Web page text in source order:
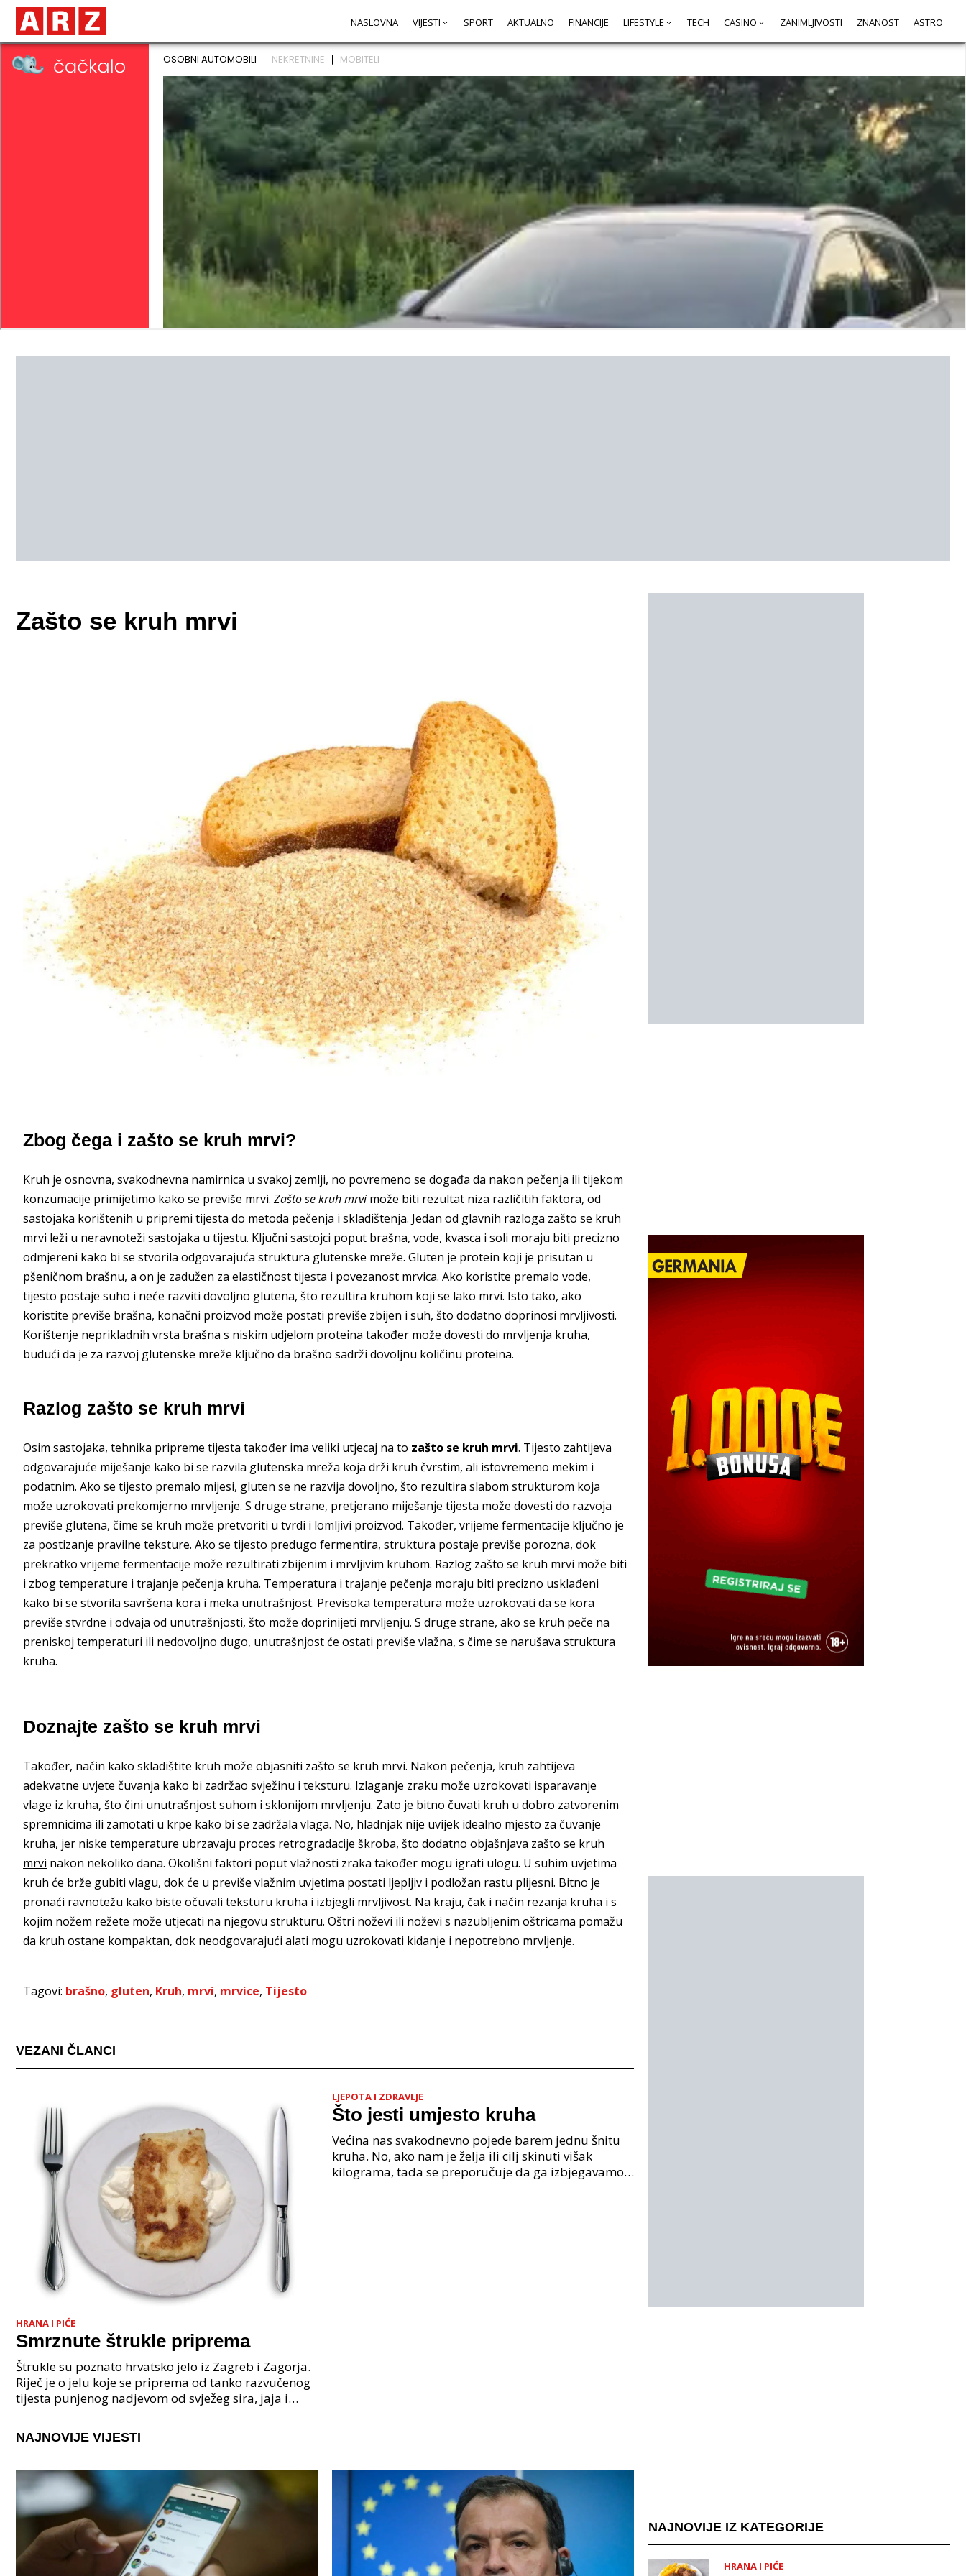
NASLOVNA VIJESTI SPORT AKTUALNO FINANCIJE LIFESTYLE TECH CASINO ZANIMLJIVOSTI ZNANOST ASTRO
Zašto se kruh mrvi
Zbog čega i zašto se kruh mrvi?
Kruh je osnovna, svakodnevna namirnica u svakoj zemlji, no povremeno se događa da nakon pečenja ili tijekom
konzumacije primijetimo kako se previše mrvi. Zašto se kruh mrvimože biti rezultat niza različitih faktora, od
sastojaka korištenih u pripremi tijesta do metoda pečenja i skladištenja. Jedan od glavnih razloga zašto se kruh
mrvi leži u neravnoteži sastojaka u tijestu. Ključni sastojci poput brašna, vode, kvasca i soli moraju biti precizno
odmjereni kako bi se stvorila odgovarajuća struktura glutenske mreže. Gluten je protein koji je prisutan u
pšeničnom brašnu, a on je zadužen za elastičnost tijesta i povezanost mrvica. Ako koristite premalo vode,
tijesto postaje suho i neće razviti dovoljno glutena, što rezultira kruhom koji se lako mrvi. Isto tako, ako
koristite previše brašna, konačni proizvod može postati previše zbijen i suh, što dodatno doprinosi mrvljivosti.
Korištenje neprikladnih vrsta brašna s niskim udjelom proteina također može dovesti do mrvljenja kruha,
budući da je za razvoj glutenske mreže ključno da brašno sadrži dovoljnu količinu proteina.
Razlog zašto se kruh mrvi
Osim sastojaka, tehnika pripreme tijesta također ima veliki utjecaj na to zašto se kruh mrvi. Tijesto zahtijeva
odgovarajuće miješanje kako bi se razvila glutenska mreža koja drži kruh čvrstim, ali istovremeno mekim i
podatnim. Ako se tijesto premalo mijesi, gluten se ne razvija dovoljno, što rezultira slabom strukturom koja
može uzrokovati prekomjerno mrvljenje. S druge strane, pretjerano miješanje tijesta može dovesti do razvoja
previše glutena, čime se kruh može pretvoriti u tvrdi i lomljivi proizvod. Također, vrijeme fermentacije ključno je
za postizanje pravilne teksture. Ako se tijesto predugo fermentira, struktura postaje previše porozna, dok
prekratko vrijeme fermentacije može rezultirati zbijenim i mrvljivim kruhom. Razlog zašto se kruh mrvi može biti
i zbog temperature i trajanje pečenja kruha. Temperatura i trajanje pečenja moraju biti precizno usklađeni
kako bi se stvorila savršena kora i meka unutrašnjost. Previsoka temperatura može uzrokovati da se kora
previše stvrdne i odvaja od unutrašnjosti, što može doprinijeti mrvljenju. S druge strane, ako se kruh peče na
preniskoj temperaturi ili nedovoljno dugo, unutrašnjost će ostati previše vlažna, s čime se narušava struktura
kruha.
Doznajte zašto se kruh mrvi
Također, način kako skladištite kruh može objasniti zašto se kruh mrvi. Nakon pečenja, kruh zahtijeva
adekvatne uvjete čuvanja kako bi zadržao svježinu i teksturu. Izlaganje zraku može uzrokovati isparavanje
vlage iz kruha, što čini unutrašnjost suhom i sklonijom mrvljenju. Zato je bitno čuvati kruh u dobro zatvorenim
spremnicima ili zamotati u krpe kako bi se zadržala vlaga. No, hladnjak nije uvijek idealno mjesto za čuvanje
kruha, jer niske temperature ubrzavaju proces retrogradacije škroba, što dodatno objašnjava zašto se kruh
mrvi nakon nekoliko dana. Okolišni faktori poput vlažnosti zraka također mogu igrati ulogu. U suhim uvjetima
kruh će brže gubiti vlagu, dok će u previše vlažnim uvjetima postati ljepljiv i podložan rastu plijesni. Bitno je
pronaći ravnotežu kako biste očuvali teksturu kruha i izbjegli mrvljivost. Na kraju, čak i način rezanja kruha i s
kojim nožem režete može utjecati na njegovu strukturu. Oštri noževi ili noževi s nazubljenim oštricama pomažu
da kruh ostane kompaktan, dok neodgovarajući alati mogu uzrokovati kidanje i nepotrebno mrvljenje.
Tagovi: brašno, gluten, Kruh, mrvi, mrvice, Tijesto
VEZANI ČLANCI
HRANA I PIĆE
Smrznute štrukle priprema
Štrukle su poznato hrvatsko jelo iz Zagreb i Zagorja.
Riječ je o jelu koje se priprema od tanko razvučenog
tijesta punjenog nadjevom od svježeg sira, jaja i
LJEPOTA I ZDRAVLJE
Što jesti umjesto kruha
Većina nas svakodnevno pojede barem jednu šnitu
kruha. No, ako nam je želja ili cilj skinuti višak
kilograma, tada se preporučuje da ga izbjegavamo.
NAJNOVIJE VIJESTI
NAJNOVIJE IZ KATEGORIJE
HRANA I PIĆE